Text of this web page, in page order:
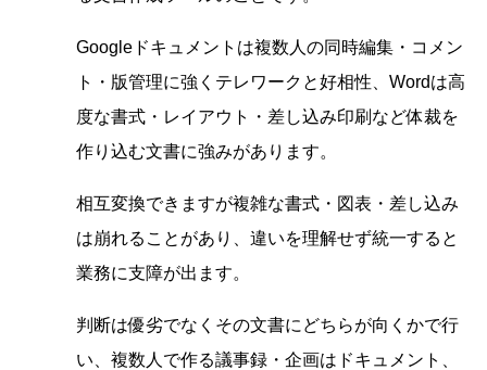
Googleドキュメントは複数人の同時編集・コメン
ト・版管理に強くテレワークと好相性、Wordは高
度な書式・レイアウト・差し込み印刷など体裁を
作り込む文書に強みがあります。
相互変換できますが複雑な書式・図表・差し込み
は崩れることがあり、違いを理解せず統一すると
業務に支障が出ます。
判断は優劣でなくその文書にどちらが向くかで行
い、複数人で作る議事録・企画はドキュメント、